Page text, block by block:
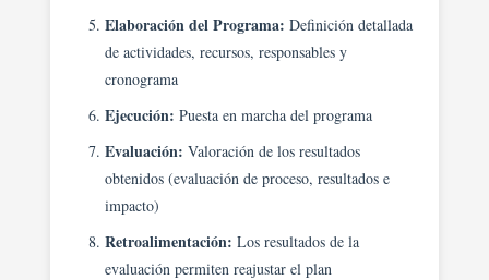
Elaboración del Programa: Definición detallada
de actividades, recursos, responsables y
cronograma
Ejecución: Puesta en marcha del programa
Evaluación: Valoración de los resultados
obtenidos (evaluación de proceso, resultados e
impacto)
Retroalimentación: Los resultados de la
evaluación permiten reajustar el plan